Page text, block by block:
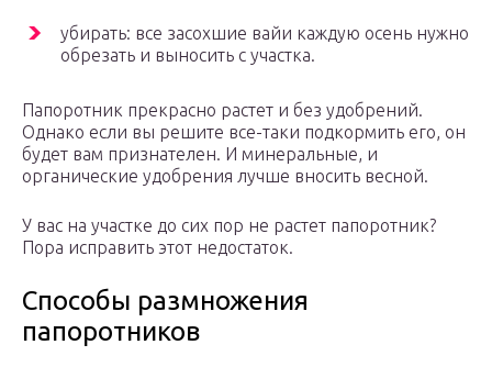
убирать: все засохшие вайи каждую осень нужно
обрезать и выносить с участка.
Папоротник прекрасно растет и без удобрений.
Однако если вы решите все-таки подкормить его, он
будет вам признателен. И минеральные, и
органические удобрения лучше вносить весной.
У вас на участке до сих пор не растет папоротник?
Пора исправить этот недостаток.
Способы размножения
папоротников